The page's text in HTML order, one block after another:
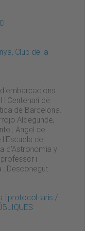
Club de la
Centenari de
de Barcelona.
Aldegunde,
; Angel de
l'Escuela de
d'Astronomia y
i
; Desconegut
i protocol·laris /